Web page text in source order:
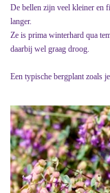
De bellen zijn veel kleiner en
langer.
Ze is prima winterhard qua
daarbij wel graag droog.
Een typische bergplant zoals